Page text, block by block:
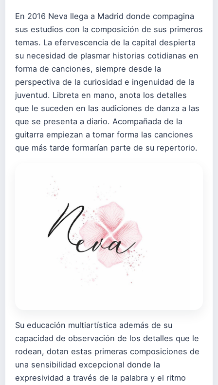
En 2016 Neva llega a Madrid donde compagina
sus estudios con la composición de sus primeros
temas. La efervescencia de la capital despierta
su necesidad de plasmar historias cotidianas en
forma de canciones, siempre desde la
perspectiva de la curiosidad e ingenuidad de la
juventud. Libreta en mano, anota los detalles
que le suceden en las audiciones de danza a las
que se presenta a diario. Acompañada de la
guitarra empiezan a tomar forma las canciones
que más tarde formarían parte de su repertorio.
Su educación multiartística además de su
capacidad de observación de los detalles que le
rodean, dotan estas primeras composiciones de
una sensibilidad excepcional donde la
expresividad a través de la palabra y el ritmo